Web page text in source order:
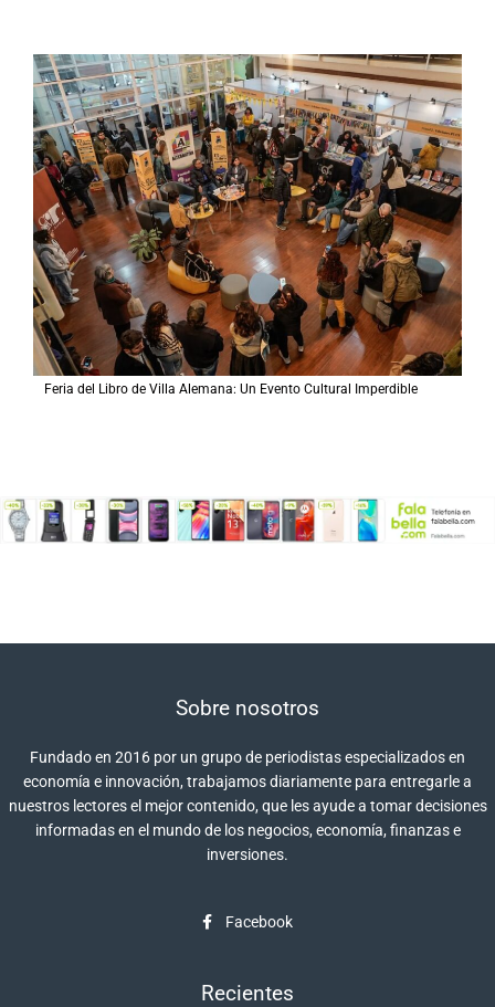
Feria del Libro de Villa Alemana: Un Evento Cultural Imperdible
Sobre nosotros
Fundado en 2016 por un grupo de periodistas especializados en
economía e innovación, trabajamos diariamente para entregarle a
nuestros lectores el mejor contenido, que les ayude a tomar decisiones
informadas en el mundo de los negocios, economía, finanzas e
inversiones.
Facebook
Recientes